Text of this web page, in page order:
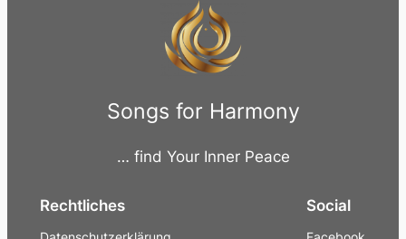
Songs for Harmony
… find Your Inner Peace
Rechtliches Social